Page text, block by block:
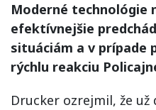
Moderné technológie
efektívnejšie
situáciám a v prípade
rýchlu reakciu
Drucker ozrejmil, že už